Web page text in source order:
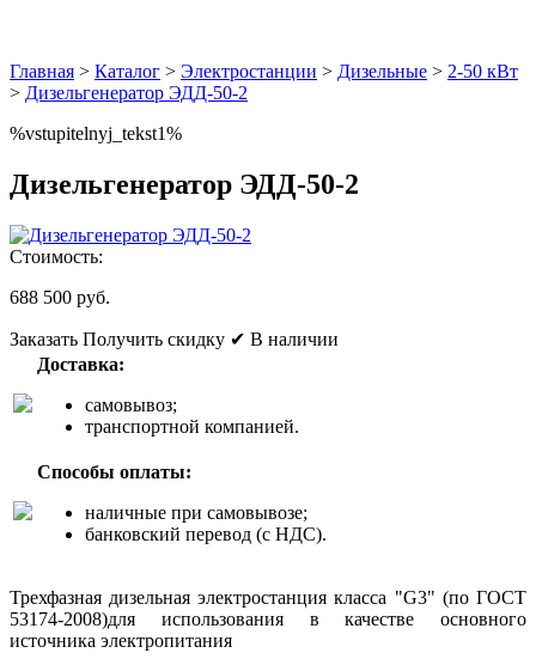
Главная > Каталог > Электростанции > Дизельные > 2-50 кВт
> Дизельгенератор ЭДД-50-2
%vstupitelnyj_tekst1%
Дизельгенератор ЭДД-50-2
Стоимость:
688 500 руб.
Заказать Получить скидку ✔ В наличии
Доставка:
самовывоз;
транспортной компанией.
Способы оплаты:
наличные при самовывозе;
банковский перевод (с НДС).
Трехфазная дизельная электростанция класса "G3" (по ГОСТ
53174-2008)для использования в качестве основного
источника электропитания